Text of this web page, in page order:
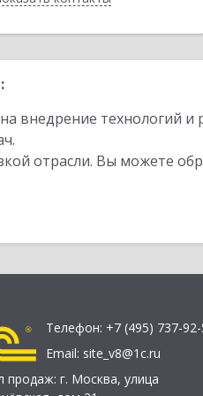
внедрение технологий
отрасли. Вы можете
Телефон: +7 (495) 737-
Email: site_v8@1c.ru
продаж: г. Москва, улица